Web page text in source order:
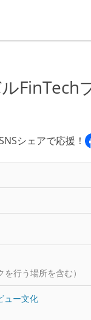
FinTech
シェアで応援！
行う場所を含む）
ュー文化